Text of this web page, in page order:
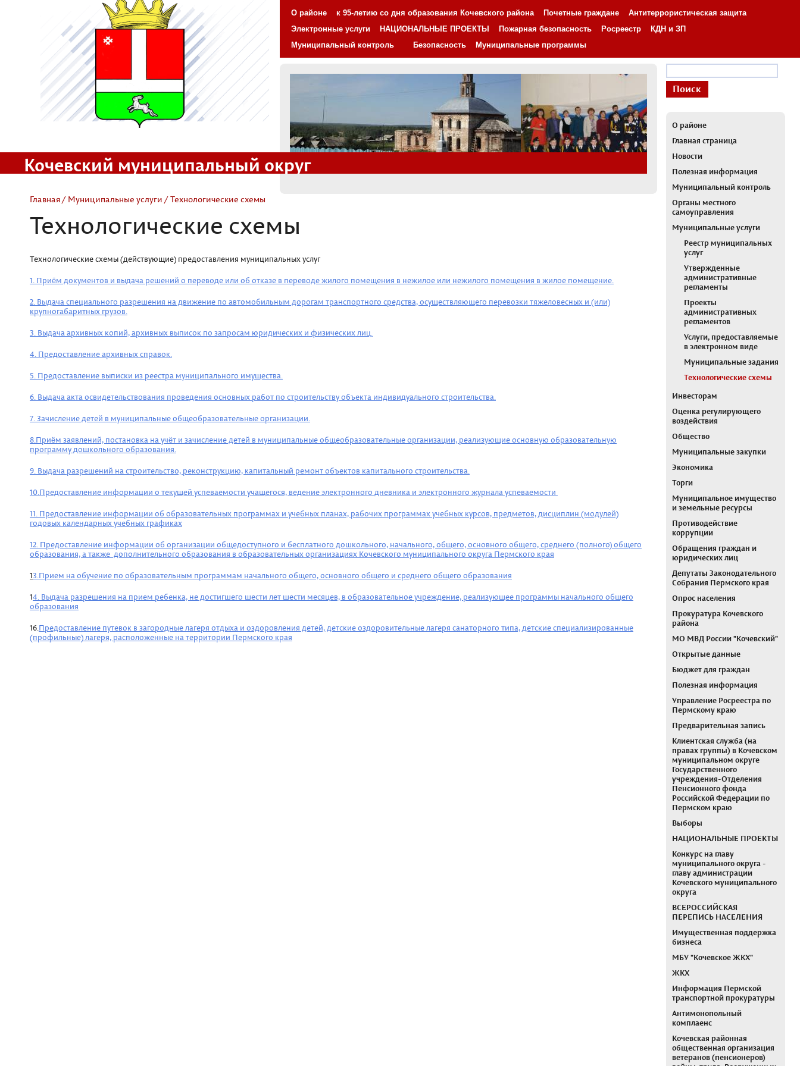
О районе к 95-летию со дня образования Кочевского района Почетные граждане
Антитеррористическая защита
Электронные услуги
НАЦИОНАЛЬНЫЕ ПРОЕКТЫ Пожарная безопасность Росреестр
КДН и ЗП
Муниципальный контроль
Безопасность Муниципальные программы
Кочевский муниципальный округ
О районе
Главная страница
Новости
Полезная информация
Муниципальный контроль
Органы местного
самоуправления
Муниципальные услуги
Реестр муниципальных
услуг
Утвержденные
административные
регламенты
Проекты
административных
регламентов
Услуги, предоставляемые
в электронном виде
Муниципальные задания
Технологические схемы
Инвесторам
Оценка регулирующего
воздействия
Общество
Муниципальные закупки
Экономика
Торги
Муниципальное имущество
и земельные ресурсы
Противодействие
коррупции
Обращения граждан и
юридических лиц
Депутаты Законодательного
Собрания Пермского края
Опрос населения
Прокуратура Кочевского
района
МО МВД России "Кочевский"
Открытые данные
Бюджет для граждан
Полезная информация
Управление Росреестра по
Пермскому краю
Предварительная запись
Клиентская служба (на
правах группы) в Кочевском
муниципальном округе
Государственного
учреждения-Отделения
Пенсионного фонда
Российской Федерации по
Пермском краю
Выборы
НАЦИОНАЛЬНЫЕ ПРОЕКТЫ
Конкурс на главу
муниципального округа -
главу администрации
Кочевского муниципального
округа
ВСЕРОССИЙСКАЯ
ПЕРЕПИСЬ НАСЕЛЕНИЯ
Имущественная поддержка
бизнеса
МБУ "Кочевское ЖКХ"
ЖКХ
Информация Пермской
транспортной прокуратуры
Антимонопольный
комплаенс
Кочевская районная
общественная организация
ветеранов (пенсионеров)
Главная/ Муниципальные услуги / Технологические схемы
Технологические схемы
Технологические схемы (действующие) предоставления муниципальных услуг
1. Приём документов и выдача решений о переводе или об отказе в переводе жилого помещения в нежилое или нежилого помещения в жилое помещение.
2. Выдача специального разрешения на движение по автомобильным дорогам транспортного средства, осуществляющего перевозки тяжеловесных и (или)
крупногабаритных грузов.
3. Выдача архивных копий, архивных выписок по запросам юридических и физических лиц.
4. Предоставление архивных справок.
5. Предоставление выписки из реестра муниципального имущества.
6. Выдача акта освидетельствования проведения основных работ по строительству объекта индивидуального строительства.
7. Зачисление детей в муниципальные общеобразовательные организации.
8.Приём заявлений, постановка на учёт и зачисление детей в муниципальные общеобразовательные организации, реализующие основную образовательную
программу дошкольного образования.
9. Выдача разрешений на строительство, реконструкцию, капитальный ремонт объектов капитального строительства.
10.Предоставление информации о текущей успеваемости учащегося, ведение электронного дневника и электронного журнала успеваемости
11. Предоставление информации об образовательных программах и учебных планах, рабочих программах учебных курсов, предметов, дисциплин (модулей)
годовых календарных учебных графиках
12. Предоставление информации об организации общедоступного и бесплатного дошкольного, начального, общего, основного общего, среднего (полного) общего
образования, а также дополнительного образования в образовательных организациях Кочевского муниципального округа Пермского края
13.Прием на обучение по образовательным программам начального общего, основного общего и среднего общего образования
14. Выдача разрешения на прием ребенка, не достигшего шести лет шести месяцев, в образовательное учреждение, реализующее программы начального общего
образования
16.Предоставление путевок в загородные лагеря отдыха и оздоровления детей, детские оздоровительные лагеря санаторного типа, детские специализированные
(профильные) лагеря, расположенные на территории Пермского края